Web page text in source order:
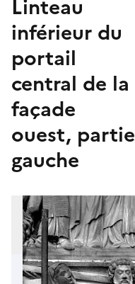
Linteau
inférieur du
portail
central de la
façade
ouest, partie
gauche